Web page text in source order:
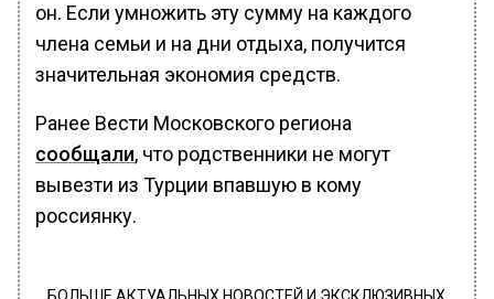
он. Если умножить эту сумму на каждого
члена семьи и на дни отдыха, получится
значительная экономия средств.
Ранее Вести Московского региона
сообщали, что родственники не могут
вывезти из Турции впавшую в кому
россиянку.